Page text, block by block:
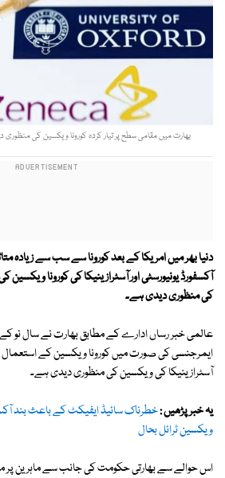
بھارت میں مقامی سطح پر تیار کردہ کورونا ویکسین کی منظوری
دنیا بھر میں امریکا کے بعد کورونا سے سب سے زیادہ
آکسفورڈ یونیورسٹی اور آسٹرازینیکا کی کورونا
کی منظوری دیدی ہے۔
عالمی خبر رساں ادارے کے مطابق بھارت نے سال نو
ایمرجنسی کی صورت میں کورونا ویکسین کے استعمال
آسٹرازینیکا کی ویکسین کی منظوری دیدی ہے۔
یہ خبر پڑھیں :خطرناک سائیڈ ایفیکٹ کے باعث بند
ویکسین ٹرائل بحال
اس حوالے سے بھارتی حکومت کی جانب سے ماہرین پر